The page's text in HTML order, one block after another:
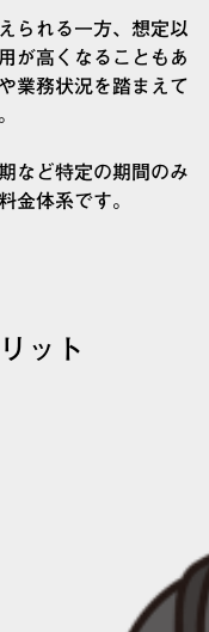
られる一方、想定以
が高くなることもあ
業務状況を踏まえて
など特定の期間のみ
金体系です。
ット